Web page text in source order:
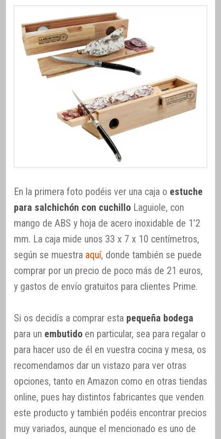
En la primera foto podéis ver una caja o estuche
para salchichón con cuchillo Laguiole, con
mango de ABS y hoja de acero inoxidable de 1’2
mm. La caja mide unos 33 x 7 x 10 centímetros,
según se muestra aquí, donde también se puede
comprar por un precio de poco más de 21 euros,
y gastos de envío gratuitos para clientes Prime.
Si os decidís a comprar esta pequeña bodega
para un embutido en particular, sea para regalar o
para hacer uso de él en vuestra cocina y mesa, os
recomendamos dar un vistazo para ver otras
opciones, tanto en Amazon como en otras tiendas
online, pues hay distintos fabricantes que venden
este producto y también podéis encontrar precios
muy variados, aunque el mencionado es uno de